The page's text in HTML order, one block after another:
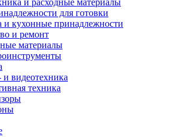
и расходные материалы
для готовки
и кухонные принадлежности
и ремонт
материалы
и видеотехника
техника